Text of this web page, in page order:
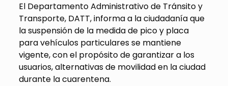
El Departamento Administrativo de Tránsito y
Transporte, DATT, informa a la ciudadanía que
la suspensión de la medida de pico y placa
para vehículos particulares se mantiene
vigente, con el propósito de garantizar a los
usuarios, alternativas de movilidad en la ciudad
durante la cuarentena.